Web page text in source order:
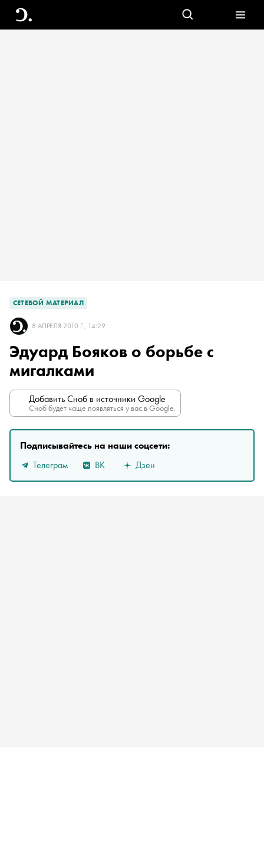
СЕТЕВОЙ МАТЕРИАЛ
8 АПРЕЛЯ 2010 Г., 14:29
Эдуард Бояков о борьбе с
мигалками
Добавить Сноб в источники Google
Сноб будет чаще появляться у вас в Google.
Подписывайтесь на наши соцсети:
Телеграм
ВК Дзен